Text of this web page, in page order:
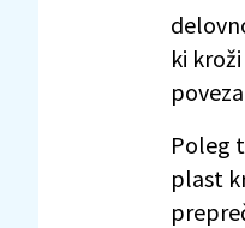
ki
Poleg
plast